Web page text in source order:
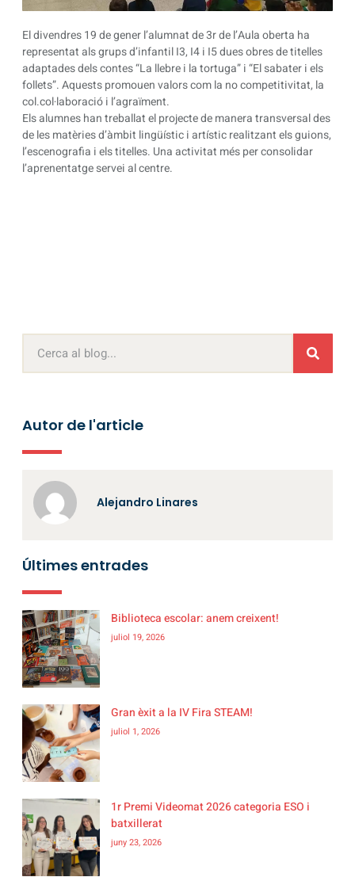
El divendres 19 de gener l’alumnat de 3r de l’Aula oberta ha
representat als grups d’infantil I3, I4 i I5 dues obres de titelles
adaptades dels contes “La llebre i la tortuga” i “El sabater i els
follets”. Aquests promouen valors com la no competitivitat, la
col.col·laboració i l’agraïment.
Els alumnes han treballat el projecte de manera transversal des
de les matèries d’àmbit lingüístic i artístic realitzant els guions,
l’escenografia i els titelles. Una activitat més per consolidar
l’aprenentatge servei al centre.
Autor de l'article
Alejandro Linares
Últimes entrades
Biblioteca escolar: anem creixent!
juliol 19, 2026
Gran èxit a la IV Fira STEAM!
juliol 1, 2026
1r Premi Videomat 2026 categoria ESO i
batxillerat
juny 23, 2026